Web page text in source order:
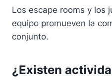
Los escape rooms y los
equipo promueven la
conjunto.
¿Existen